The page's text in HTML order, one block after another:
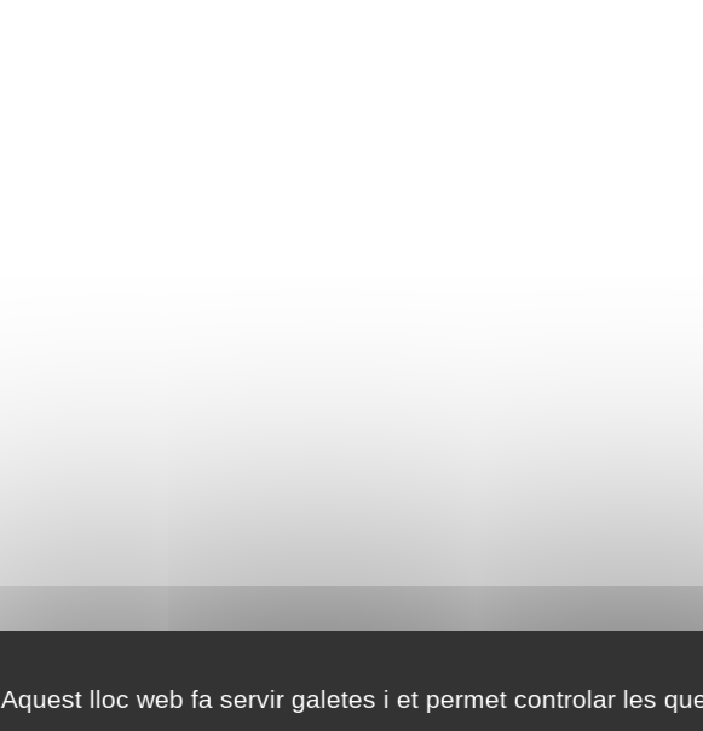
Aquest lloc web fa servir galetes i et permet controlar les